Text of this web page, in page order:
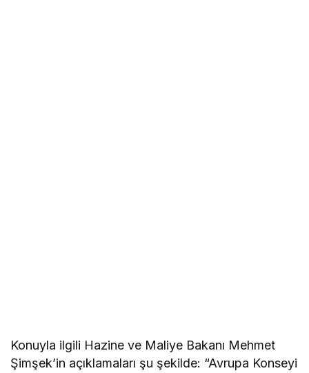
Konuyla ilgili Hazine ve Maliye Bakanı Mehmet
Şimşek’in açıklamaları şu şekilde: “Avrupa Konseyi